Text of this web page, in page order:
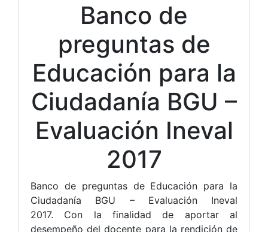
Banco de
preguntas de
Educación para la
Ciudadanía BGU –
Evaluación Ineval
2017
Banco de preguntas de Educación para la
Ciudadanía BGU – Evaluación Ineval
2017. Con la finalidad de aportar al
desempeño del docente para la rendición de